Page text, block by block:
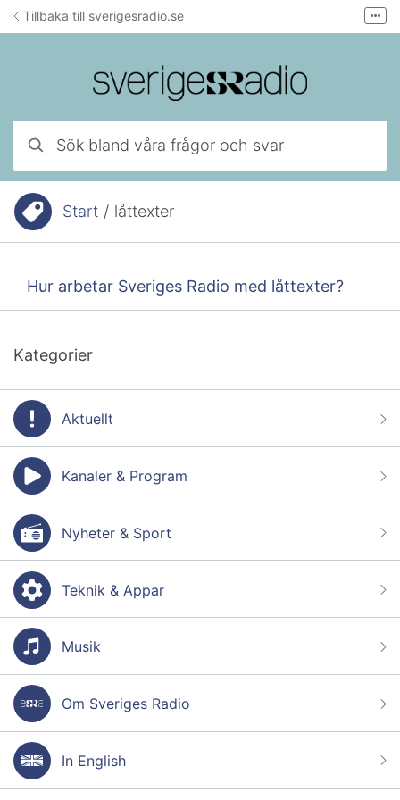
Hoppa till innehåll
Tillbaka till sverigesradio.se
Mejla lyssnarservice
Fler
Du är här:Start / låttexter
Hur arbetar Sveriges Radio med låttexter?
Kategorier
Aktuellt
Kanaler & Program
Nyheter & Sport
Teknik & Appar
Musik
Om Sveriges Radio
In English